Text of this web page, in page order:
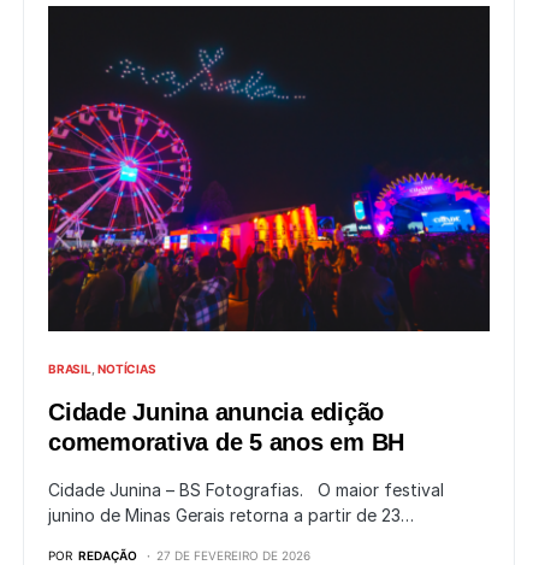
BRASIL NOTÍCIAS
Cidade Junina anuncia edição
comemorativa de 5 anos em BH
Cidade Junina – BS Fotografias. O maior festival
junino de Minas Gerais retorna a partir de 23…
POR REDAÇÃO 27 DE FEVEREIRO DE 2026